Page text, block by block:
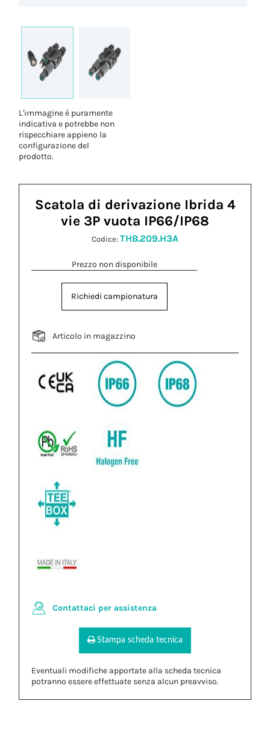
L'immagine è puramente
indicativa e potrebbe non
rispecchiare appieno la
configurazione del
prodotto.
Scatola di derivazione Ibrida 4
vie 3P vuota IP66/IP68
Codice: THB.209.H3A
Prezzo non disponibile
Richiedi campionatura
Articolo in magazzino
Contattaci per assistenza
Stampa scheda tecnica
Eventuali modifiche apportate alla scheda tecnica
potranno essere effettuate senza alcun preavviso.